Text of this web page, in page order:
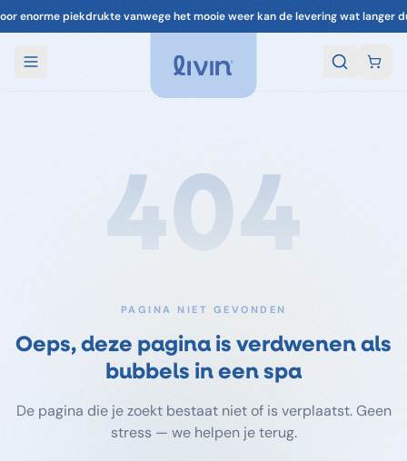
enorme piekdrukte vanwege het mooie weer kan de levering wat langer
404
PAGINA NIET GEVONDEN
Oeps, deze pagina is verdwenen als
bubbels in een spa
De pagina die je zoekt bestaat niet of is verplaatst. Geen
stress — we helpen je terug.